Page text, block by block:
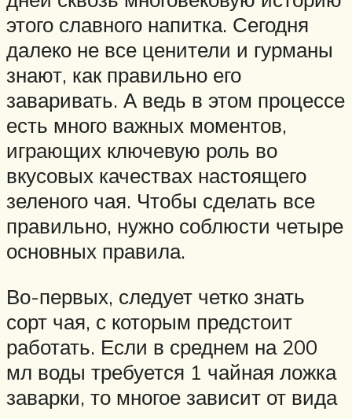
этого славного напитка. Сегодня
далеко не все ценители и гурманы
знают, как правильно его
заваривать. А ведь в этом процессе
есть много важных моментов,
играющих ключевую роль во
вкусовых качествах настоящего
зеленого чая. Чтобы сделать все
правильно, нужно соблюсти четыре
основных правила.
Во-первых, следует четко знать
сорт чая, с которым предстоит
работать. Если в среднем на 200
мл воды требуется 1 чайная ложка
заварки, то многое зависит от вида